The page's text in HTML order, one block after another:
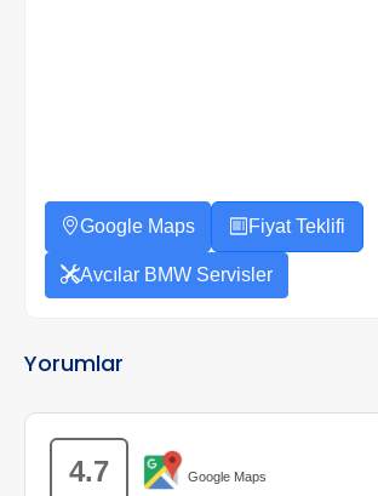
Google Maps Fiyat Teklifi
Avcılar BMW Servisler
Yorumlar
4.7 Google Maps